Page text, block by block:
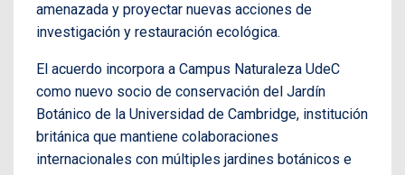
amenazada y proyectar nuevas acciones de
investigación y restauración ecológica.
El acuerdo incorpora a Campus Naturaleza UdeC
como nuevo socio de conservación del Jardín
Botánico de la Universidad de Cambridge, institución
británica que mantiene colaboraciones
internacionales con múltiples jardines botánicos e